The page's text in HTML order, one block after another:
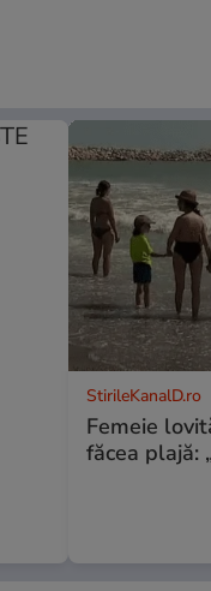
StirileKanalD.ro
Femeie
făcea plajă: